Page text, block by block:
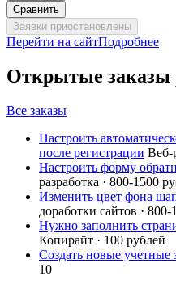
Сравнить
Заявки приостановлены
Перейти на сайтПодробнее
Открытые заказы
Все заказы
Настроить
после регистрации Веб-
Настроить форму
разработка · 800-1500
Изменить цвет фона
доработки сайтов · 800-
Нужно заполнить
Копирайт · 100 рублей
Создать новые учетные
10